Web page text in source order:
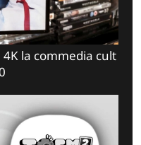
la commedia cult